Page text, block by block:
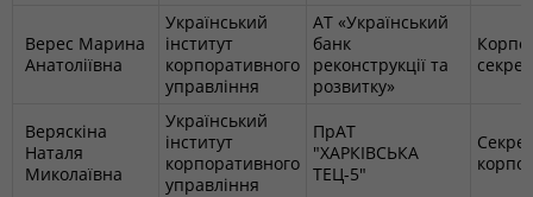
Верес Марина
Анатоліївна
Український
інститут
корпоративного
управління
АТ «Український
банк
реконструкції та
розвитку»
Веряскіна
Наталя
Миколаївна
Український
інститут
корпоративного
управління
ПрАТ
"ХАРКІВСЬКА
ТЕЦ-5"